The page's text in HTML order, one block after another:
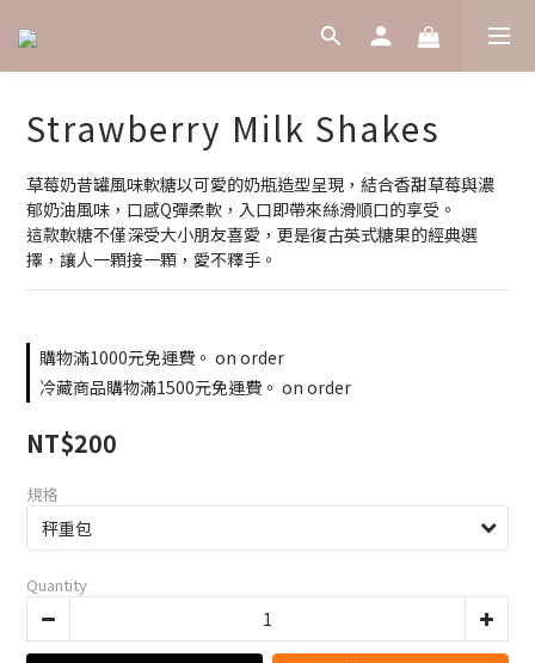
Strawberry Milk Shakes
草莓奶昔罐風味軟糖以可愛的奶瓶造型呈現，結合香甜草莓與濃
郁奶油風味，口感Q彈柔軟，入口即帶來絲滑順口的享受。
這款軟糖不僅深受大小朋友喜愛，更是復古英式糖果的經典選
擇，讓人一顆接一顆，愛不釋手。
購物滿1000元免運費。 on order
冷藏商品購物滿1500元免運費。 on order
NT$200
規格
Quantity